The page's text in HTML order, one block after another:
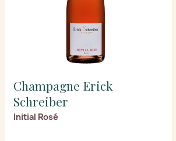
Champagne Erick
Schreiber
Initial Rosé